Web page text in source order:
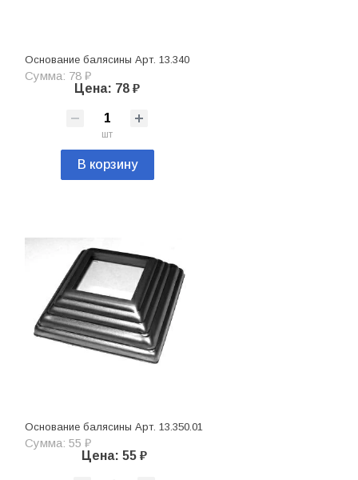
Основание балясины Арт. 13.340
Сумма: 78 ₽
Цена: 78 ₽
шт
В корзину
Основание балясины Арт. 13.350.01
Сумма: 55 ₽
Цена: 55 ₽